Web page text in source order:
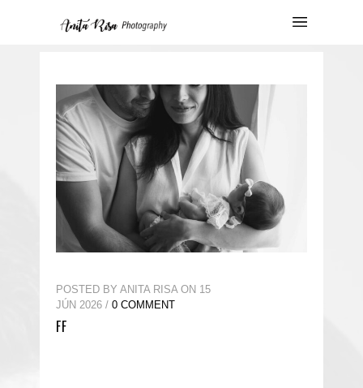
POSTED BY ANITA RISA ON 15
JÚN 2026 / 0 COMMENT
FF